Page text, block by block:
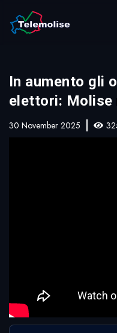
In aumento gli
elettori: Molise
30 November 2025